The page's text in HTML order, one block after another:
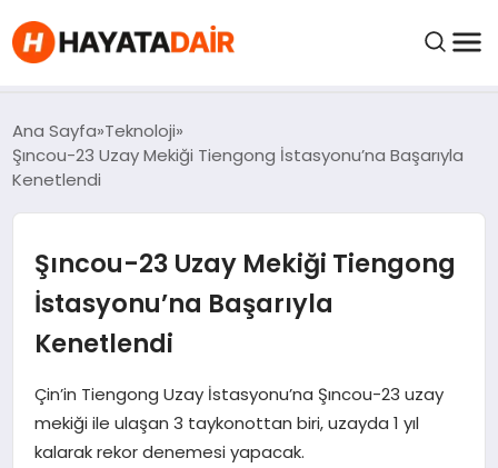
FIYATLAR
HABERLER
İNCELEMELER
KRIPTO PARALAR
KIMDIR?
NEDIR?
Ana Sayfa Teknoloji
Şıncou-23 Uzay Mekiği Tiengong İstasyonu’na Başarıyla
Kenetlendi
Şıncou-23 Uzay Mekiği Tiengong
İstasyonu’na Başarıyla
Kenetlendi
Çin’in Tiengong Uzay İstasyonu’na Şıncou-23 uzay
mekiği ile ulaşan 3 taykonottan biri, uzayda 1 yıl
kalarak rekor denemesi yapacak.